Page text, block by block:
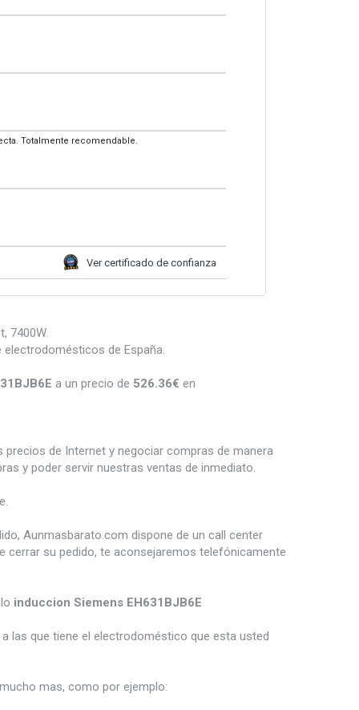
Totalmente recomendable.
Ver certificado de confianza
7400W.
de España.
a un precio de 526.36€ en
de Internet y negociar compras de manera
y poder servir nuestras ventas de inmediato.
Aunmasbarato.com dispone de un call center
cerrar su pedido, te aconsejaremos telefónicamente
induccion Siemens EH631BJB6E
las que tiene el electrodoméstico que esta usted
mas, como por ejemplo: